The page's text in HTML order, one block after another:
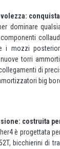
dominare
i mozzi
torri
di
big
costruita
è progettata
bicchierini di